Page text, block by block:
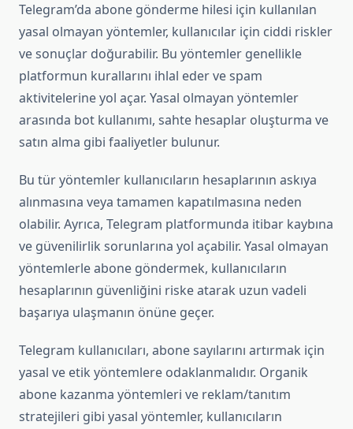
Telegram’da abone gönderme hilesi için kullanılan
yasal olmayan yöntemler, kullanıcılar için ciddi riskler
ve sonuçlar doğurabilir. Bu yöntemler genellikle
platformun kurallarını ihlal eder ve spam
aktivitelerine yol açar. Yasal olmayan yöntemler
arasında bot kullanımı, sahte hesaplar oluşturma ve
satın alma gibi faaliyetler bulunur.
Bu tür yöntemler kullanıcıların hesaplarının askıya
alınmasına veya tamamen kapatılmasına neden
olabilir. Ayrıca, Telegram platformunda itibar kaybına
ve güvenilirlik sorunlarına yol açabilir. Yasal olmayan
yöntemlerle abone göndermek, kullanıcıların
hesaplarının güvenliğini riske atarak uzun vadeli
başarıya ulaşmanın önüne geçer.
Telegram kullanıcıları, abone sayılarını artırmak için
yasal ve etik yöntemlere odaklanmalıdır. Organik
abone kazanma yöntemleri ve reklam/tanıtım
stratejileri gibi yasal yöntemler, kullanıcıların